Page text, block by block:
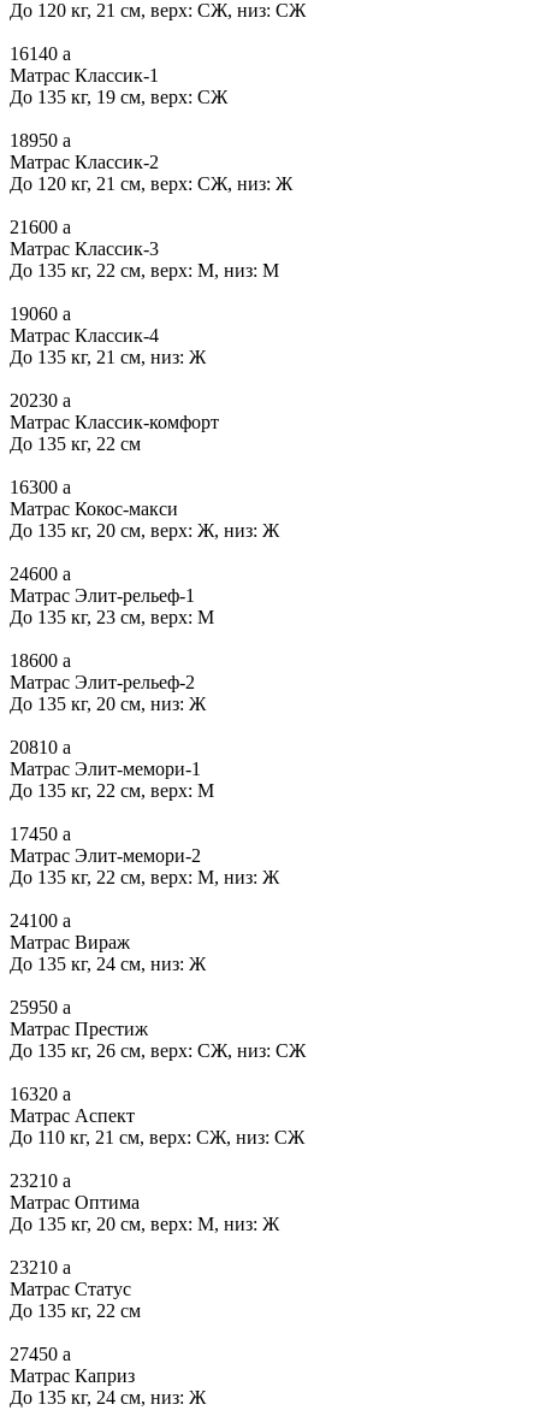
До 120 кг, 21 см, верх: СЖ, низ: СЖ
16140 a
Матрас Классик-1
До 135 кг, 19 см, верх: СЖ
18950 a
Матрас Классик-2
До 120 кг, 21 см, верх: СЖ, низ: Ж
21600 a
Матрас Классик-3
До 135 кг, 22 см, верх: М, низ: М
19060 a
Матрас Классик-4
До 135 кг, 21 см, низ: Ж
20230 a
Матрас Классик-комфорт
До 135 кг, 22 см
16300 a
Матрас Кокос-макси
До 135 кг, 20 см, верх: Ж, низ: Ж
24600 a
Матрас Элит-рельеф-1
До 135 кг, 23 см, верх: М
18600 a
Матрас Элит-рельеф-2
До 135 кг, 20 см, низ: Ж
20810 a
Матрас Элит-мемори-1
До 135 кг, 22 см, верх: М
17450 a
Матрас Элит-мемори-2
До 135 кг, 22 см, верх: М, низ: Ж
24100 a
Матрас Вираж
До 135 кг, 24 см, низ: Ж
25950 a
Матрас Престиж
До 135 кг, 26 см, верх: СЖ, низ: СЖ
16320 a
Матрас Аспект
До 110 кг, 21 см, верх: СЖ, низ: СЖ
23210 a
Матрас Оптима
До 135 кг, 20 см, верх: М, низ: Ж
23210 a
Матрас Статус
До 135 кг, 22 см
27450 a
Матрас Каприз
До 135 кг, 24 см, низ: Ж